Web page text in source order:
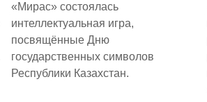
«Мирас» состоялась
интеллектуальная игра,
посвящённые Дню
государственных символов
Республики Казахстан.